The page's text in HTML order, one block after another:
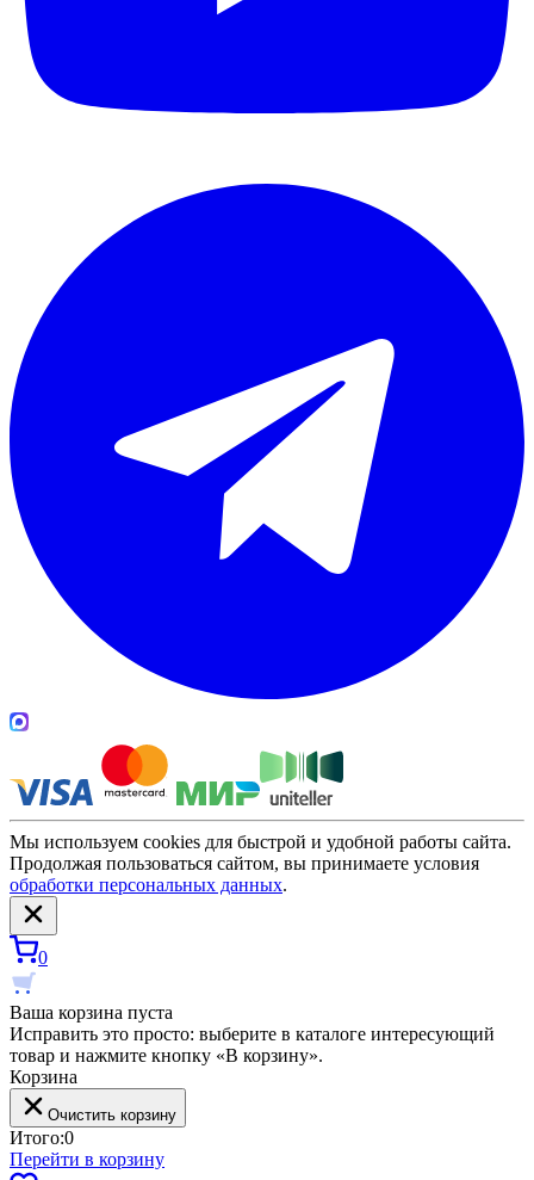
Мы используем cookies для быстрой и удобной работы сайта.
Продолжая пользоваться сайтом, вы принимаете условия
обработки персональных данных.
0
Ваша корзина пуста
Исправить это просто: выберите в каталоге интересующий
товар и нажмите кнопку «В корзину».
Корзина
Очистить корзину
Итого:0
Перейти в корзину